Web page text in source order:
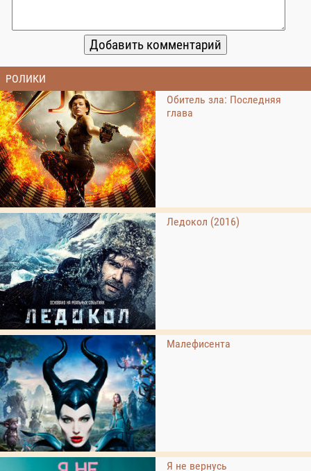
РОЛИКИ
Обитель зла: Последняя
глава
Ледокол (2016)
Малефисента
Я не вернусь